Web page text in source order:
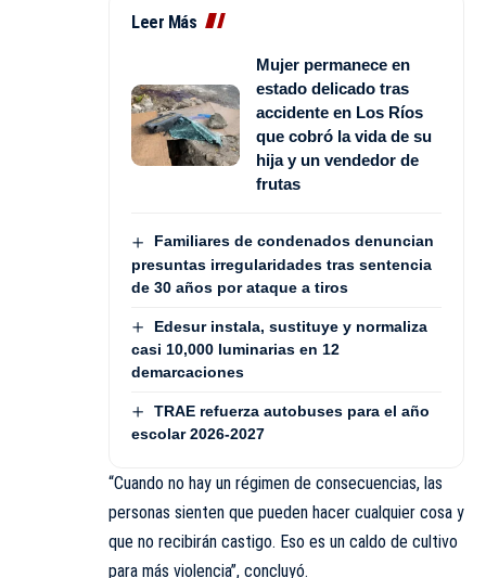
Leer Más
Mujer permanece en
estado delicado tras
accidente en Los Ríos
que cobró la vida de su
hija y un vendedor de
frutas
Familiares de condenados denuncian
presuntas irregularidades tras sentencia
de 30 años por ataque a tiros
Edesur instala, sustituye y normaliza
casi 10,000 luminarias en 12
demarcaciones
TRAE refuerza autobuses para el año
escolar 2026-2027
“Cuando no hay un régimen de consecuencias, las
personas sienten que pueden hacer cualquier cosa y
que no recibirán castigo. Eso es un caldo de cultivo
para más violencia”, concluyó.